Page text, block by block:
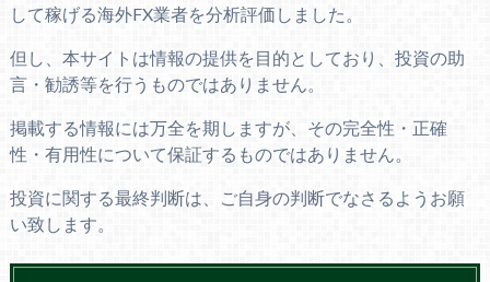
して稼げる海外FX業者を分析評価しました。
但し、本サイトは情報の提供を目的としており、投資の助
言・勧誘等を行うものではありません。
掲載する情報には万全を期しますが、その完全性・正確
性・有用性について保証するものではありません。
投資に関する最終判断は、ご自身の判断でなさるようお願
い致します。